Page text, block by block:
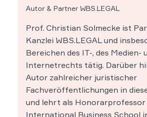
Autor & Partner WBS.LEGAL
Prof. Christian Solmecke ist
Kanzlei WBS.LEGAL und
Bereichen des IT-, des Medien-
Internetrechts tätig. Darüber
Autor zahlreicher juristischer
Fachveröffentlichungen in
und lehrt als Honorarprofessor
International Business School